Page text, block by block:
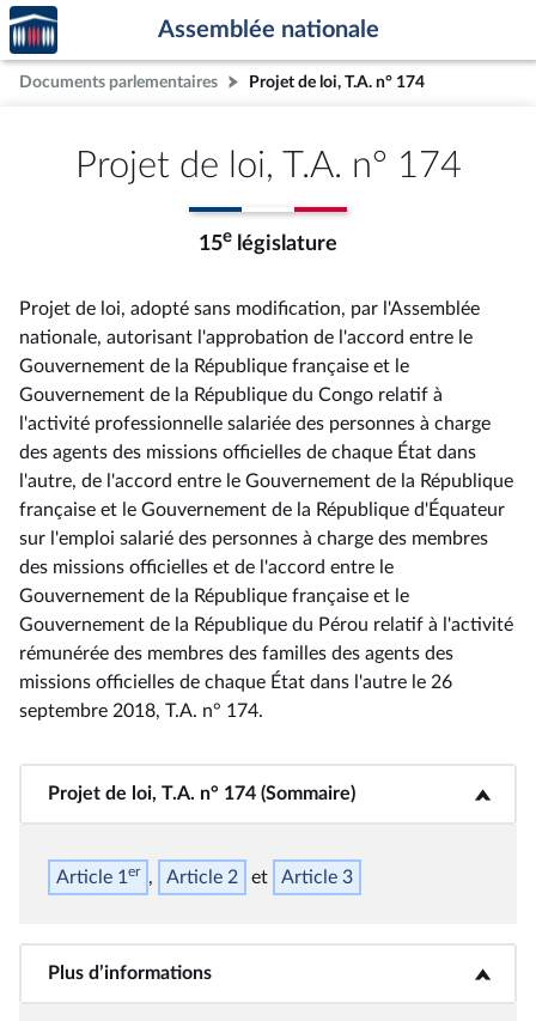
Aller au contenu
Aller en bas de la page
Accèder
à la
page
d'accueil
Assemblée nationale
Documents parlementaires Projet de loi, T.A. n° 174
Projet de loi, T.A. n° 174
15e législature
Projet de loi, adopté sans modification, par l'Assemblée
nationale, autorisant l'approbation de l'accord entre le
Gouvernement de la République française et le
Gouvernement de la République du Congo relatif à
l'activité professionnelle salariée des personnes à charge
des agents des missions officielles de chaque État dans
l'autre, de l'accord entre le Gouvernement de la République
française et le Gouvernement de la République d'Équateur
sur l'emploi salarié des personnes à charge des membres
des missions officielles et de l'accord entre le
Gouvernement de la République française et le
Gouvernement de la République du Pérou relatif à l'activité
rémunérée des membres des familles des agents des
missions officielles de chaque État dans l'autre le 26
septembre 2018, T.A. n° 174.
Projet de loi, T.A. n° 174 (Sommaire)
<b>Projet de loi, T.A. n° 174 (Sommaire)</b>
Article 1er Article 2 Article 3
Plus d’informations<b>Plus d’informations</b>